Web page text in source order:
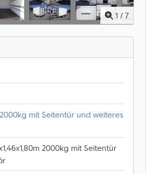
1 / 7
mit Seitentür und weiteres
2000kg mit Seitentür